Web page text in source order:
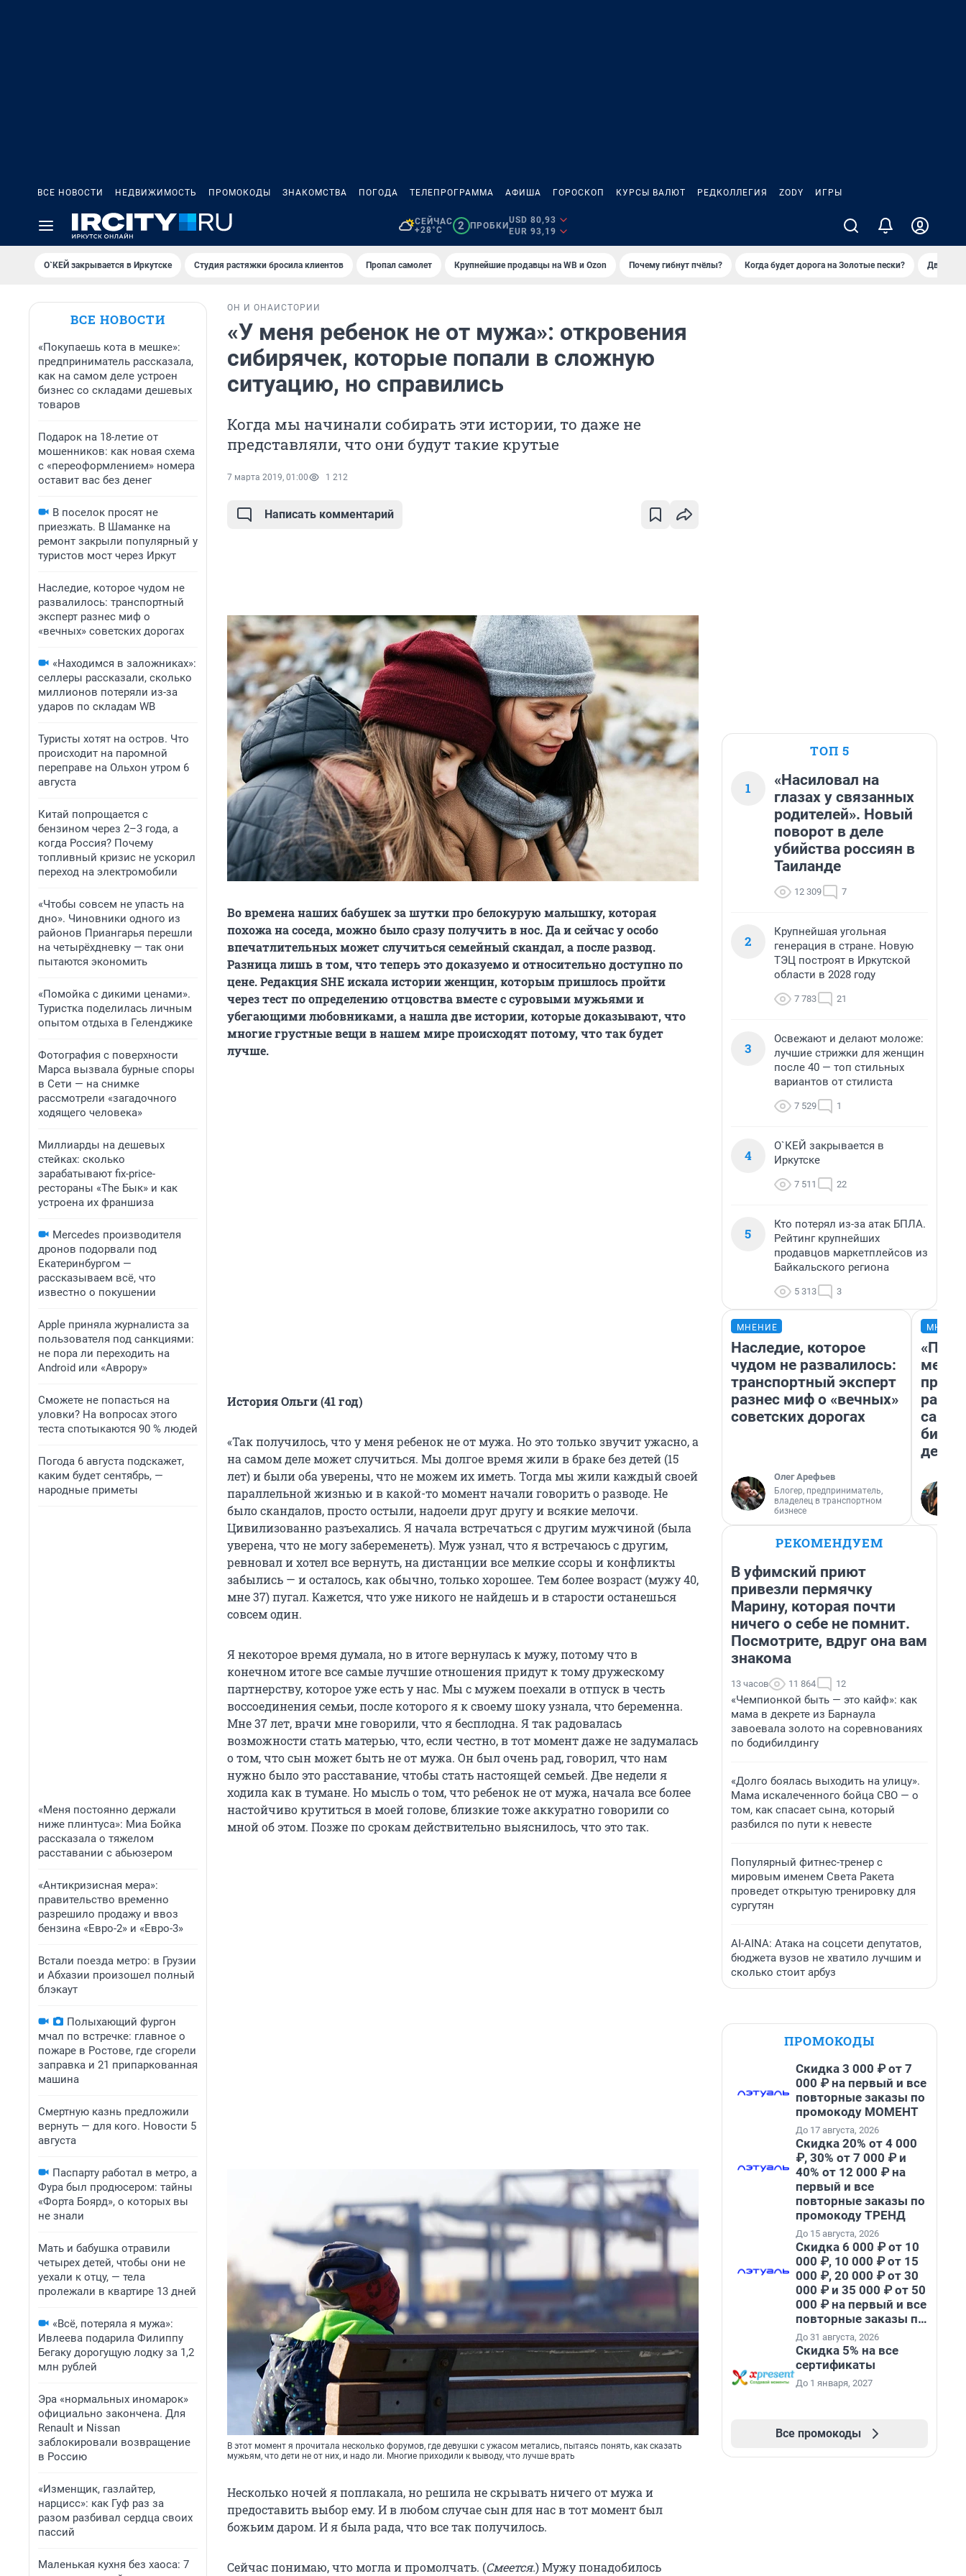
ВСЕ НОВОСТИ НЕДВИЖИМОСТЬ ПРОМОКОДЫ ЗНАКОМСТВА ПОГОДА ТЕЛЕПРОГРАММА АФИША ГОРОСКОП КУРСЫ ВАЛЮТ РЕДКОЛЛЕГИЯ ZODY ИГРЫ
СЕЙЧАС
+28°C
2 ПРОБКИ
USD 80,93
EUR 93,19
О`КЕЙ закрывается в Иркутске Студия растяжки бросила клиентов Пропал самолет Крупнейшие продавцы на WB и Ozon Почему гибнут пчёлы? Когда будет дорога на Золотые пески? Двое
ВСЕ НОВОСТИ
«Покупаешь кота в мешке»:
предприниматель рассказала,
как на самом деле устроен
бизнес со складами дешевых
товаров
Подарок на 18-летие от
мошенников: как новая схема
с «переоформлением» номера
оставит вас без денег
В поселок просят не
приезжать. В Шаманке на
ремонт закрыли популярный у
туристов мост через Иркут
Наследие, которое чудом не
развалилось: транспортный
эксперт разнес миф о
«вечных» советских дорогах
«Находимся в заложниках»:
селлеры рассказали, сколько
миллионов потеряли из-за
ударов по складам WB
Туристы хотят на остров. Что
происходит на паромной
переправе на Ольхон утром 6
августа
Китай попрощается с
бензином через 2–3 года, а
когда Россия? Почему
топливный кризис не ускорил
переход на электромобили
«Чтобы совсем не упасть на
дно». Чиновники одного из
районов Приангарья перешли
на четырёхдневку — так они
пытаются экономить
«Помойка с дикими ценами».
Туристка поделилась личным
опытом отдыха в Геленджике
Фотография с поверхности
Марса вызвала бурные споры
в Сети — на снимке
рассмотрели «загадочного
ходящего человека»
Миллиарды на дешевых
стейках: сколько
зарабатывают fix-price-
рестораны «The Бык» и как
устроена их франшиза
Mercedes производителя
дронов подорвали под
Екатеринбургом —
рассказываем всё, что
известно о покушении
Apple приняла журналиста за
пользователя под санкциями:
не пора ли переходить на
Android или «Аврору»
Сможете не попасться на
уловки? На вопросах этого
теста спотыкаются 90 % людей
Погода 6 августа подскажет,
каким будет сентябрь, —
народные приметы
«Меня постоянно держали
ниже плинтуса»: Миа Бойка
рассказала о тяжелом
расставании с абьюзером
«Антикризисная мера»:
правительство временно
разрешило продажу и ввоз
бензина «Евро-2» и «Евро-3»
Встали поезда метро: в Грузии
и Абхазии произошел полный
блэкаут
Полыхающий фургон
мчал по встречке: главное о
пожаре в Ростове, где сгорели
заправка и 21 припаркованная
машина
Смертную казнь предложили
вернуть — для кого. Новости 5
августа
Паспарту работал в метро, а
Фура был продюсером: тайны
«Форта Боярд», о которых вы
не знали
Мать и бабушка отравили
четырех детей, чтобы они не
уехали к отцу, — тела
пролежали в квартире 13 дней
«Всё, потеряла я мужа»:
Ивлеева подарила Филиппу
Бегаку дорогущую лодку за 1,2
млн рублей
Эра «нормальных иномарок»
официально закончена. Для
Renault и Nissan
заблокировали возвращение
в Россию
«Изменщик, газлайтер,
нарцисс»: как Гуф раз за
разом разбивал сердца своих
пассий
Маленькая кухня без хаоса: 7
ОН И ОНА ИСТОРИИ
«У меня ребенок не от мужа»: откровения
сибирячек, которые попали в сложную
ситуацию, но справились
Когда мы начинали собирать эти истории, то даже не
представляли, что они будут такие крутые
7 марта 2019, 01:00 1 212
Написать комментарий
Во времена наших бабушек за шутки про белокурую малышку, которая
похожа на соседа, можно было сразу получить в нос. Да и сейчас у особо
впечатлительных может случиться семейный скандал, а после развод.
Разница лишь в том, что теперь это доказуемо и относительно доступно по
цене. Редакция SHE искала истории женщин, которым пришлось пройти
через тест по определению отцовства вместе с суровыми мужьями и
убегающими любовниками, а нашла две истории, которые доказывают, что
многие грустные вещи в нашем мире происходят потому, что так будет
лучше.
История Ольги (41 год)
«Так получилось, что у меня ребенок не от мужа. Но это только звучит ужасно, а
на самом деле может случиться. Мы долгое время жили в браке без детей (15
лет) и были оба уверены, что не можем их иметь. Тогда мы жили каждый своей
параллельной жизнью и в какой-то момент начали говорить о разводе. Не
было скандалов, просто остыли, надоели друг другу и всякие мелочи.
Цивилизованно разъехались. Я начала встречаться с другим мужчиной (была
уверена, что не могу забеременеть). Муж узнал, что я встречаюсь с другим,
ревновал и хотел все вернуть, на дистанции все мелкие ссоры и конфликты
забылись — и осталось, как обычно, только хорошее. Тем более возраст (мужу 40,
мне 37) пугал. Кажется, что уже никого не найдешь и в старости останешься
совсем один.
Я некоторое время думала, но в итоге вернулась к мужу, потому что в
конечном итоге все самые лучшие отношения придут к тому дружескому
партнерству, которое уже есть у нас. Мы с мужем поехали в отпуск в честь
воссоединения семьи, после которого я к своему шоку узнала, что беременна.
Мне 37 лет, врачи мне говорили, что я бесплодна. Я так радовалась
возможности стать матерью, что, если честно, в тот момент даже не задумалась
о том, что сын может быть не от мужа. Он был очень рад, говорил, что нам
нужно было это расставание, чтобы стать настоящей семьей. Две недели я
ходила как в тумане. Но мысль о том, что ребенок не от мужа, начала все более
настойчиво крутиться в моей голове, близкие тоже аккуратно говорили со
мной об этом. Позже по срокам действительно выяснилось, что это так.
В этот момент я прочитала несколько форумов, где девушки с ужасом метались, пытаясь понять, как сказать
мужьям, что дети не от них, и надо ли. Многие приходили к выводу, что лучше врать
Несколько ночей я поплакала, но решила не скрывать ничего от мужа и
предоставить выбор ему. И в любом случае сын для нас в тот момент был
божьим даром. И я была рада, что все так получилось.
Сейчас понимаю, что могла и промолчать. (Смеется.) Мужу понадобилось
ТОП 5
1
«Насиловал на
глазах у связанных
родителей». Новый
поворот в деле
убийства россиян в
Таиланде
12 309 7
2
Крупнейшая угольная
генерация в стране. Новую
ТЭЦ построят в Иркутской
области в 2028 году
7 783 21
3
Освежают и делают моложе:
лучшие стрижки для женщин
после 40 — топ стильных
вариантов от стилиста
7 529 1
4
О`КЕЙ закрывается в
Иркутске
7 511 22
5
Кто потерял из-за атак БПЛА.
Рейтинг крупнейших
продавцов маркетплейсов из
Байкальского региона
5 313 3
МНЕНИЕ
Наследие, которое
чудом не развалилось:
транспортный эксперт
разнес миф о «вечных»
советских дорогах
Олег Арефьев
Блогер, предприниматель,
владелец в транспортном
бизнесе
РЕКОМЕНДУЕМ
В уфимский приют
привезли пермячку
Марину, которая почти
ничего о себе не помнит.
Посмотрите, вдруг она вам
знакома
13 часов 11 864 12
«Чемпионкой быть — это кайф»: как
мама в декрете из Барнаула
завоевала золото на соревнованиях
по бодибилдингу
«Долго боялась выходить на улицу».
Мама искалеченного бойца СВО — о
том, как спасает сына, который
разбился по пути к невесте
Популярный фитнес-тренер с
мировым именем Света Ракета
проведет открытую тренировку для
сургутян
AI-AINA: Атака на соцсети депутатов,
бюджета вузов не хватило лучшим и
сколько стоит арбуз
ПРОМОКОДЫ
Скидка 3 000 ₽ от 7
000 ₽ на первый и все
повторные заказы по
промокоду МОМЕНТ
До 17 августа, 2026
Скидка 20% от 4 000
₽, 30% от 7 000 ₽ и
40% от 12 000 ₽ на
первый и все
повторные заказы по
промокоду ТРЕНД
До 15 августа, 2026
Скидка 6 000 ₽ от 10
000 ₽, 10 000 ₽ от 15
000 ₽, 20 000 ₽ от 30
000 ₽ и 35 000 ₽ от 50
000 ₽ на первый и все
повторные заказы по
промокоду НАБЕРИ
До 31 августа, 2026
Скидка 5% на все
сертификаты
До 1 января, 2027
Все промокоды